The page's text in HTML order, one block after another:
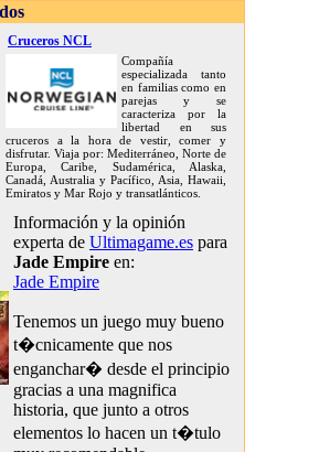
Cruceros NCL
Compañía
especializada tanto
en familias como en
parejas y se
caracteriza por la
libertad en sus
cruceros a la hora de vestir, comer y
disfrutar. Viaja por: Mediterráneo, Norte de
Europa, Caribe, Sudamérica, Alaska,
Canadá, Australia y Pacífico, Asia, Hawaii,
Emiratos y Mar Rojo y transatlánticos.
Información y la opinión
experta de Ultimagame.es para
Jade Empire en:
Jade Empire
Tenemos un juego muy bueno
t�cnicamente que nos
enganchar� desde el principio
gracias a una magnifica
historia, que junto a otros
elementos lo hacen un t�tulo